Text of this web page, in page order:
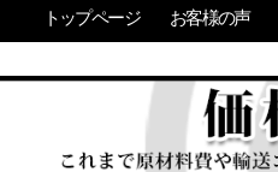
トップページ お客様の声